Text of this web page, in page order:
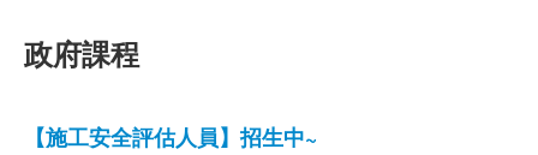
服務項目
公布欄
政府課程
【施工安全評估人員】招生中~